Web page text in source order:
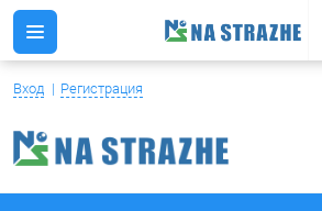
Вход Регистрация